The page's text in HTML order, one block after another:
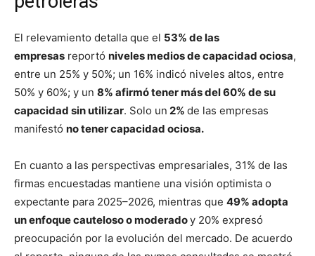
El relevamiento detalla que el 53% de las
empresas reportó niveles medios de capacidad ociosa,
entre un 25% y 50%; un 16% indicó niveles altos, entre
50% y 60%; y un 8% afirmó tener más del 60% de su
capacidad sin utilizar. Solo un 2% de las empresas
manifestó no tener capacidad ociosa.
En cuanto a las perspectivas empresariales, 31% de las
firmas encuestadas mantiene una visión optimista o
expectante para 2025–2026, mientras que 49% adopta
un enfoque cauteloso o moderadoy 20% expresó
preocupación por la evolución del mercado. De acuerdo